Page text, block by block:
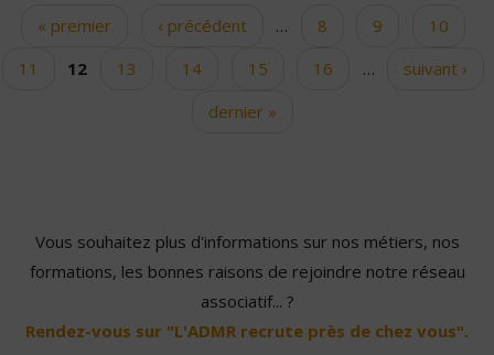
Pages« premier ‹ précédent … 8 9
10
11
12 13 14 15 16 …
suivant ›
dernier »
Vous souhaitez plus d'informations sur nos métiers, nos
formations, les bonnes raisons de rejoindre notre réseau
associatif... ?
Rendez-vous sur "L'ADMR recrute près de chez vous".